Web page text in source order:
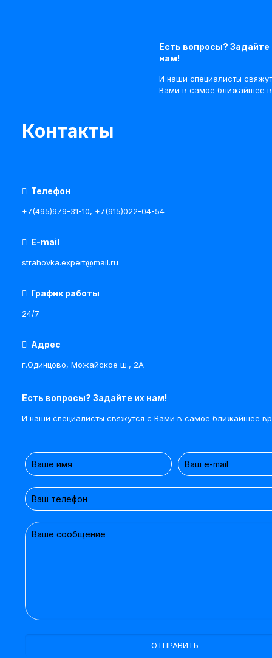
Есть вопросы? Задайте
нам!
И наши специалисты
Вами в самое ближайшее
Контакты
Телефон
+7(495)979-31-10, +7(915)022-04-54
E-mail
strahovka.expert@mail.ru
График работы
24/7
Адрес
г.Одинцово, Можайское ш., 2А
Есть вопросы? Задайте их нам!
И наши специалисты свяжутся с Вами в самое ближайшее